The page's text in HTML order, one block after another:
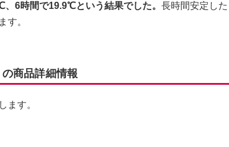
6時間で19.9℃という結果でした。 長時間安定した
す。
商品詳細情報
ます。